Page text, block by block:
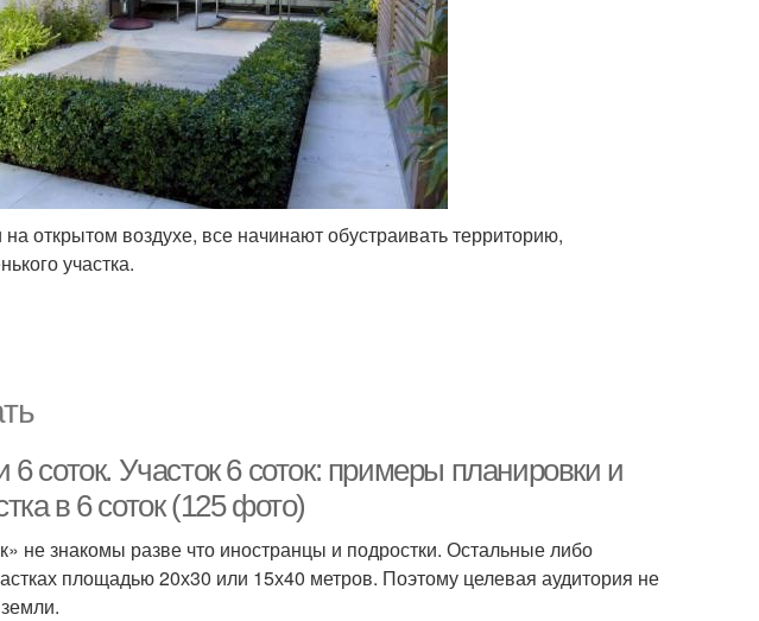
открытом воздухе, все начинают обустраивать территорию,
участка.
6 соток. Участок 6 соток: примеры планировки и
в 6 соток (125 фото)
не знакомы разве что иностранцы и подростки. Остальные либо
площадью 20х30 или 15х40 метров. Поэтому целевая аудитория не